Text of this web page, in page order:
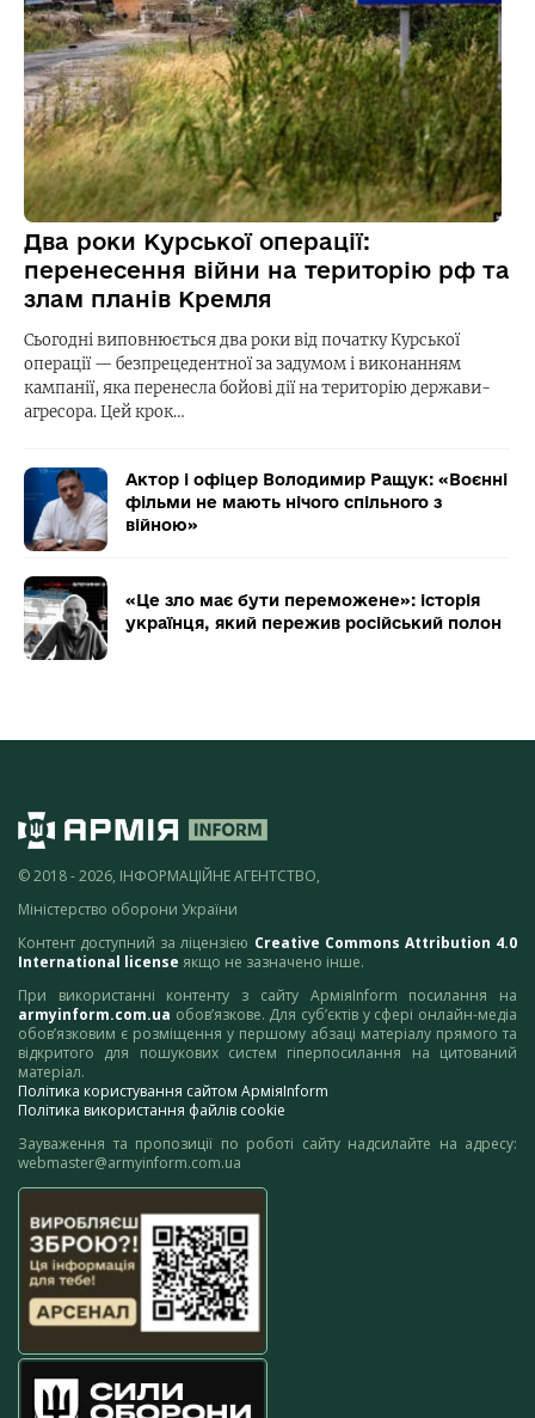
Два роки Курської операції:
перенесення війни на територію рф та
злам планів Кремля
Сьогодні виповнюється два роки від початку Курської
операції — безпрецедентної за задумом і виконанням
кампанії, яка перенесла бойові дії на територію держави-
агресора. Цей крок…
Актор і офіцер Володимир Ращук: «Воєнні
фільми не мають нічого спільного з
війною»
«Це зло має бути переможене»: історія
українця, який пережив російський полон
© 2018 - 2026, ІНФОРМАЦІЙНЕ АГЕНТСТВО,
Міністерство оборони України
Контент доступний за ліцензією Creative Commons Attribution 4.0
International license якщо не зазначено інше.
При використанні контенту з сайту АрміяInform посилання на
armyinform.com.ua обов’язкове. Для суб’єктів у сфері онлайн-медіа
обов’язковим є розміщення у першому абзаці матеріалу прямого та
відкритого для пошукових систем гіперпосилання на цитований
матеріал.
Політика користування сайтом АрміяInform
Політика використання файлів cookie
Зауваження та пропозиції по роботі сайту надсилайте на адресу:
webmaster@armyinform.com.ua